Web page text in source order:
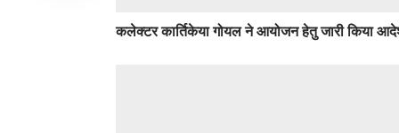
कलेक्टर कार्तिकेया गोयल ने आयोजन हेतु जारी किया